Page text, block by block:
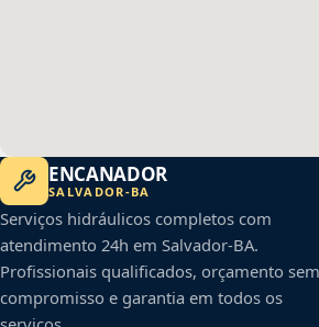
ENCANADOR
SALVADOR-BA
Serviços hidráulicos completos com
atendimento 24h em Salvador-BA.
Profissionais qualificados, orçamento sem
compromisso e garantia em todos os